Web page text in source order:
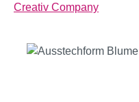
Creativ Company
Bildergalerie überspringen